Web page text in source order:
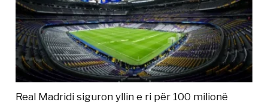
Real Madridi siguron yllin e ri për 100 milionë